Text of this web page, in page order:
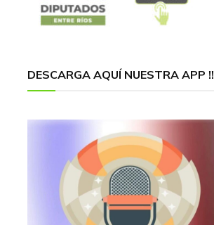
DESCARGA AQUÍ NUESTRA APP !!